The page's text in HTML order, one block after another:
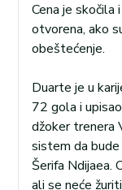
Cena je skočila
otvorena, ako
obeštećenje.
Duarte je u
72 gola i
džoker trenera
sistem da
Šerifa Ndijaea.
ali se neće